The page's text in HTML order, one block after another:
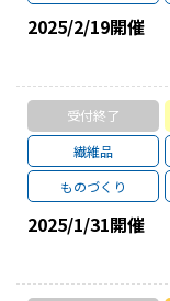
2025/2/19開催
受付終了
繊維品
ものづくり
2025/1/31開催